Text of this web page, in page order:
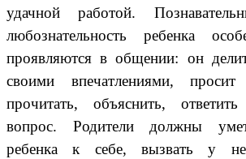
удачной работой.
любознательность ребенка
проявляются в общении: он
своими впечатлениями, просит
прочитать, объяснить,
вопрос. Родители должны
ребенка к себе, вызвать у